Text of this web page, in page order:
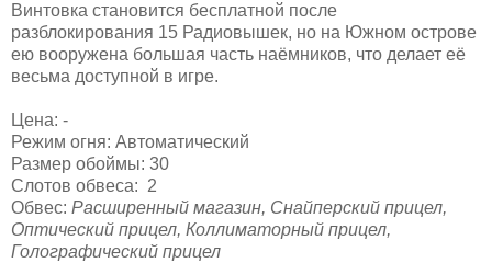
Винтовка становится бесплатной после
разблокирования 15 Радиовышек, но на Южном острове
ею вооружена большая часть наёмников, что делает её
весьма доступной в игре.
Цена: -
Режим огня: Автоматический
Размер обоймы: 30
Слотов обвеса: 2
Обвес: Расширенный магазин, Снайперский прицел,
Оптический прицел, Коллиматорный прицел,
Голографический прицел